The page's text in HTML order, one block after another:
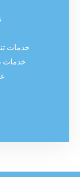
خدمات
خدمات